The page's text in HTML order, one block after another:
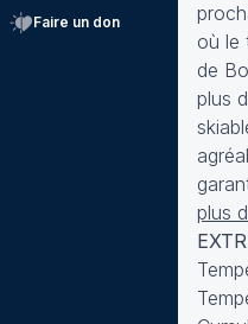
Faire un don
où le
de
plus
plus